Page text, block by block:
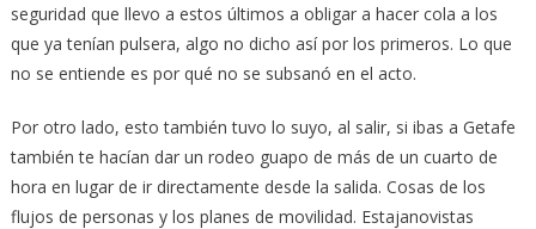
seguridad que llevo a estos últimos a obligar a hacer cola a los
que ya tenían pulsera, algo no dicho así por los primeros. Lo que
no se entiende es por qué no se subsanó en el acto.
Por otro lado, esto también tuvo lo suyo, al salir, si ibas a Getafe
también te hacían dar un rodeo guapo de más de un cuarto de
hora en lugar de ir directamente desde la salida. Cosas de los
flujos de personas y los planes de movilidad. Estajanovistas